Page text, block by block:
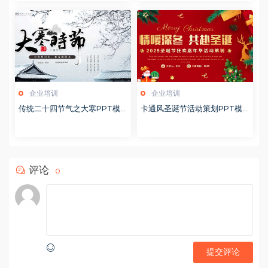
企业培训
传统二十四节气之大寒PPT模
企业培训
卡通风圣诞节活动策划PPT模
评论 0
提交评论